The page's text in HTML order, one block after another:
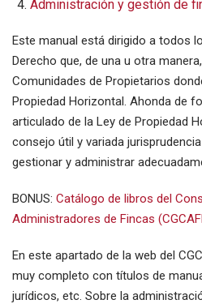
Administración y gestión de
Este manual está dirigido a todos
Derecho que, de una u otra
Comunidades de Propietarios
Propiedad Horizontal. Ahonda de
articulado de la Ley de Propiedad
consejo útil y variada
gestionar y administrar
BONUS: Catálogo de libros del
Administradores de Fincas
En este apartado de la web del
muy completo con títulos de
jurídicos, etc. Sobre la